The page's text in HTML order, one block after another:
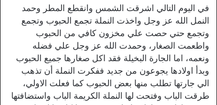
في اليوم التالي اشرقت الشمس وانقطع المطر وحمد
النمل الله عز وجل واخذت النملة تجمع الحبوب وتجمع
وتجمع حتي حصت علي مخزون كافي من الحبوب
واطعمت الصغار، وحمدت الله عز وجل علي فضله
ونعمه، اما الجارة البخيلة فقد اكل صغارها جميع الحبوب
وبدأ اولادها يجوعون من جديد ففكرت النملة أن تذهب
الي جارتها تطلب منها بعض الحبوب كما فعلت الاولي،
طرقت الباب وفتحت لها النملة الكريمة الباب واستضافتها